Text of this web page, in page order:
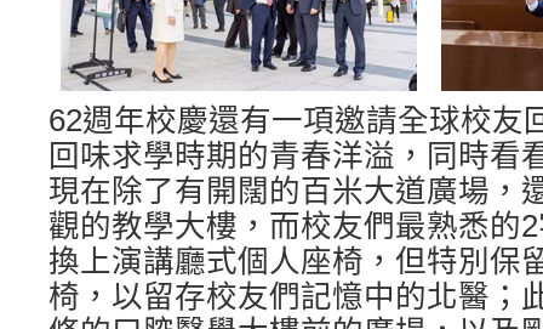
62週年校慶還有一項邀請全球校友
回味求學時期的青春洋溢，同時看
現在除了有開闊的百米大道廣場，
觀的教學大樓，而校友們最熟悉的
換上演講廳式個人座椅，但特別保
椅，以留存校友們記憶中的北醫；